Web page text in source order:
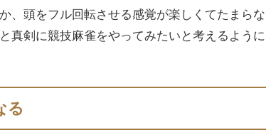
、頭をフル回転させる感覚が楽しくてたまらな
真剣に競技麻雀をやってみたいと考えるように
る